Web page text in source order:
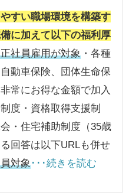
すい職場環境を構築す
に加えて以下の福利厚
社員雇用が対象 ・各種
動車保険、団体生命保
常にお得な金額で加入
度・資格取得支援制
・住宅補助制度（35歳
回答は以下URLも併せ
対象･･･続きを読む